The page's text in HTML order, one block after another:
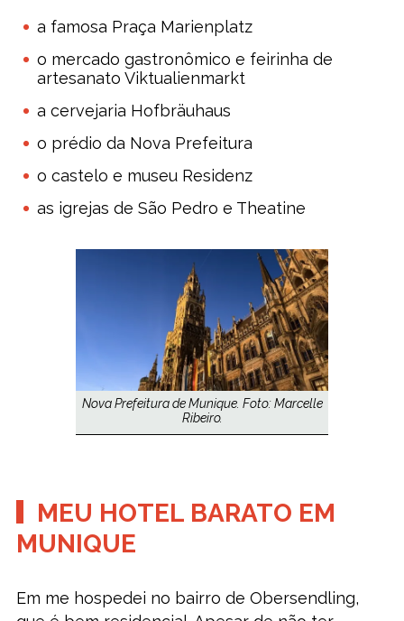
a famosa Praça Marienplatz
o mercado gastronômico e feirinha de
artesanato Viktualienmarkt
a cervejaria Hofbräuhaus
o prédio da Nova Prefeitura
o castelo e museu Residenz
as igrejas de São Pedro e Theatine
Nova Prefeitura de Munique. Foto: Marcelle
Ribeiro.
MEU HOTEL BARATO EM
MUNIQUE
Em me hospedei no bairro de Obersendling,